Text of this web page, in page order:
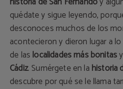
quédate y sigue leyendo,
desconoces muchos de los
acontecieron y dieron lugar a
de laslocalidades más bonitasy
Cádiz. Sumérgete en lahistoria
descubre por qué se le llama